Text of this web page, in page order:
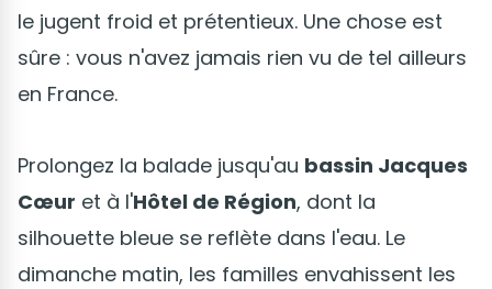
le jugent froid et prétentieux. Une chose est
sûre : vous n'avez jamais rien vu de tel ailleurs
en France.
Prolongez la balade jusqu'au bassin Jacques
Cœur et à l'Hôtel de Région, dont la
silhouette bleue se reflète dans l'eau. Le
dimanche matin, les familles envahissent les